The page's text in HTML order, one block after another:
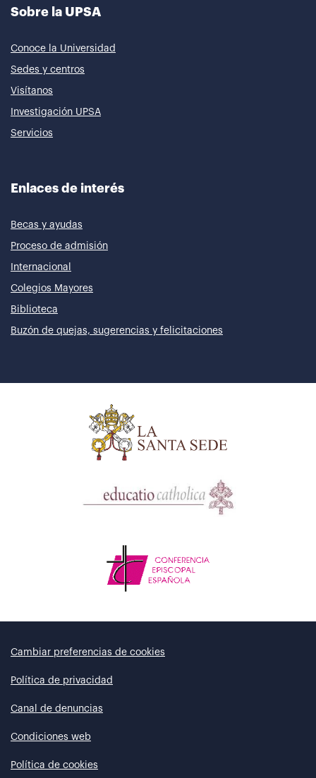
Sobre la UPSA
Conoce la Universidad
Sedes y centros
Visítanos
Investigación UPSA
Servicios
Enlaces de interés
Becas y ayudas
Proceso de admisión
Internacional
Colegios Mayores
Biblioteca
Buzón de quejas, sugerencias y felicitaciones
Cambiar preferencias de cookies
Política de privacidad
Canal de denuncias
Condiciones web
Política de cookies